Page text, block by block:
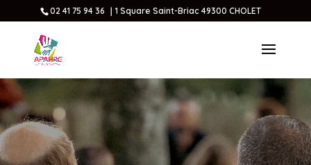
02 41 75 94 36 ｜1 Square Saint-Briac 49300 CHOLET